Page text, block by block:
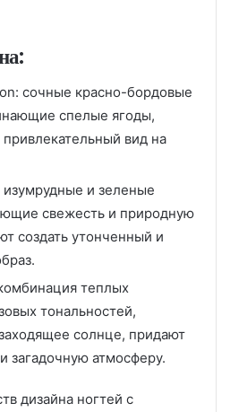
сочные красно-бордовые
спелые ягоды,
вид на
изумрудные и зеленые
свежесть и природную
создать утонченный и
теплых
тональностей,
солнце, придают
загадочную атмосферу.
дизайна ногтей с